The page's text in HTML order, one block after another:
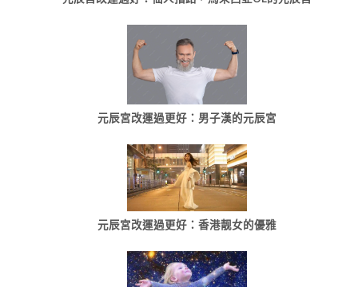
元辰宮改運過更好：男子漢的元辰宮
元辰宮改運過更好：香港靓女的優雅